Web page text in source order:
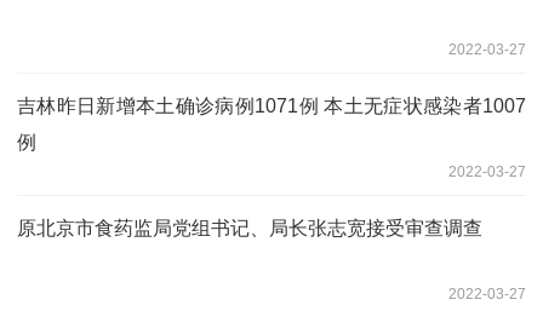
2022-03-27
吉林昨日新增本土确诊病例1071例 本土无症状感染者1007
例
2022-03-27
原北京市食药监局党组书记、局长张志宽接受审查调查
2022-03-27